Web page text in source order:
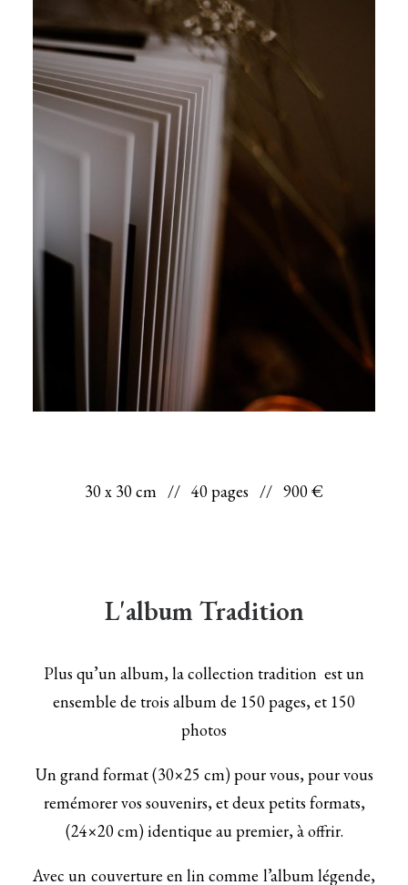
30 x 30 cm // 40 pages // 900 €
L'album Tradition
Plus qu’un album, la collection tradition est un
ensemble de trois album de 150 pages, et 150
photos
Un grand format (30×25 cm) pour vous, pour vous
remémorer vos souvenirs, et deux petits formats,
(24×20 cm) identique au premier, à offrir.
Avec un couverture en lin comme l’album légende,